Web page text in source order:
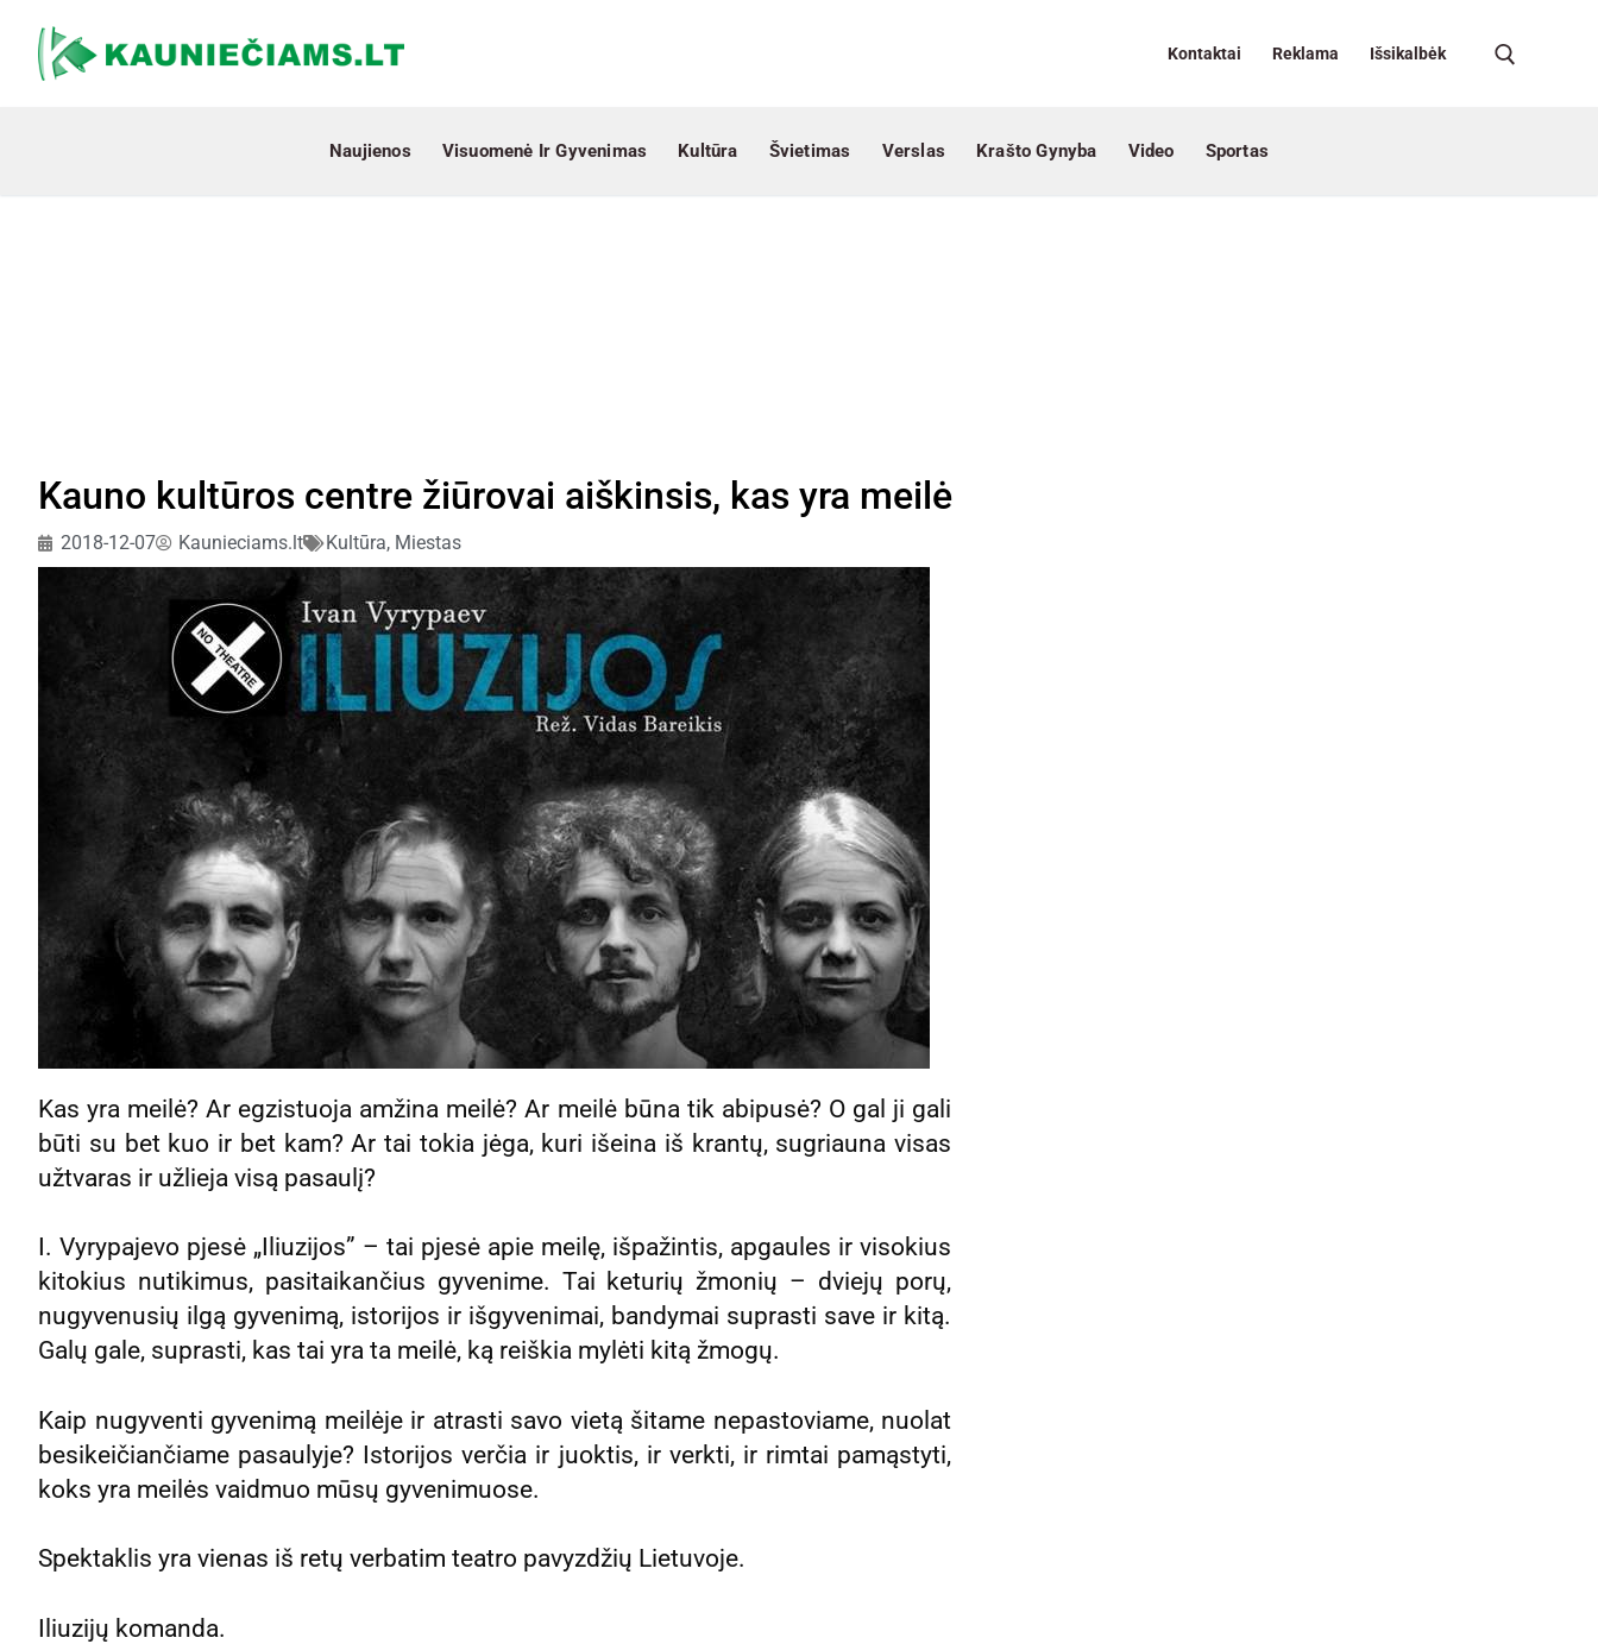
Kontaktai Reklama Išsikalbėk
Naujienos Visuomenė Ir Gyvenimas Kultūra Švietimas Verslas Krašto Gynyba Video Sportas
Kauno kultūros centre žiūrovai aiškinsis, kas yra meilė
2018-12-07 Kaunieciams.lt Kultūra, Miestas
Kas yra meilė? Ar egzistuoja amžina meilė? Ar meilė būna tik abipusė? O gal ji gali
būti su bet kuo ir bet kam? Ar tai tokia jėga, kuri išeina iš krantų, sugriauna visas
užtvaras ir užlieja visą pasaulį?
I. Vyrypajevo pjesė „Iliuzijos” – tai pjesė apie meilę, išpažintis, apgaules ir visokius
kitokius nutikimus, pasitaikančius gyvenime. Tai keturių žmonių – dviejų porų,
nugyvenusių ilgą gyvenimą, istorijos ir išgyvenimai, bandymai suprasti save ir kitą.
Galų gale, suprasti, kas tai yra ta meilė, ką reiškia mylėti kitą žmogų.
Kaip nugyventi gyvenimą meilėje ir atrasti savo vietą šitame nepastoviame, nuolat
besikeičiančiame pasaulyje? Istorijos verčia ir juoktis, ir verkti, ir rimtai pamąstyti,
koks yra meilės vaidmuo mūsų gyvenimuose.
Spektaklis yra vienas iš retų verbatim teatro pavyzdžių Lietuvoje.
Iliuzijų komanda.